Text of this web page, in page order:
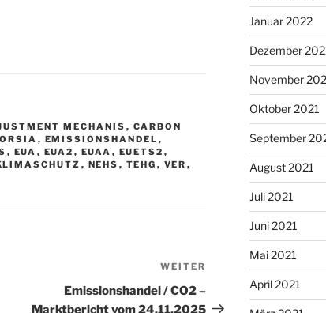
MECHANIS , CARBON
, EMISSIONSHANDEL ,
, EUA , EUA2 , EUAA , EUETS2 ,
, NEHS , TEHG , VER ,
Nächster
Beitrag
WEITER
Emissionshandel / CO2 –
Marktbericht vom 24.11.2025
Januar 2022
Dezember
November
Oktober 2021
September
August 2021
Juli 2021
Juni 2021
Mai 2021
April 2021